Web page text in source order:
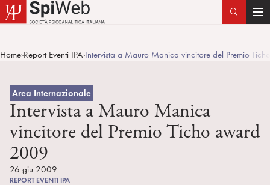
T
g
v
Home>Report Eventi IPA>Intervista a Mauro Manica vincitore del Premio
Area Internazionale
Intervista a Mauro Manica
vincitore del Premio Ticho award
2009
26 giu 2009
REPORT EVENTI IPA